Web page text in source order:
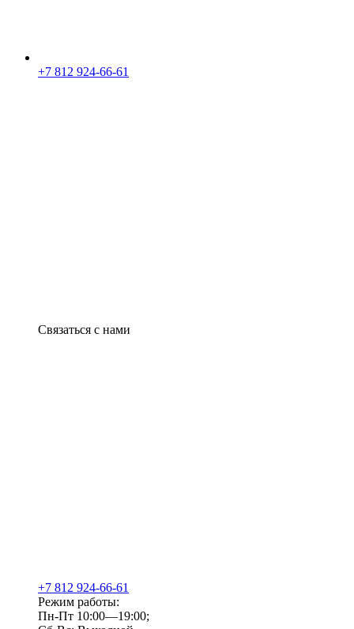
+7 812 924-66-61
Связаться с нами
+7 812 924-66-61
Режим работы:
Пн-Пт 10:00—19:00;